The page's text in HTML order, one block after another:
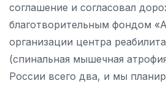
соглашение и согласовал
благотворительным фондом
организации центра
(спинальная мышечная
России всего два, и мы